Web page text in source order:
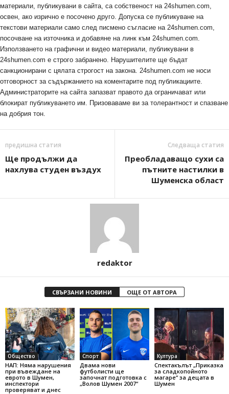
материали, публикувани в сайта, са собственост на 24shumen.com,
освен, ако изрично е посочено друго. Допуска се публикуване на
текстови материали само след писмено съгласие на 24shumen.com,
посочване на източника и добавяне на линк към 24shumen.com.
Използването на графични и видео материали, публикувани в
24shumen.com е строго забранено. Нарушителите ще бъдат
санкционирани с цялата строгост на закона. 24shumen.com не носи
отговорност за съдържанието на коментарите под публикациите.
Администраторите на сайта запазват правото да ограничават или
блокират публикуването им. Призоваваме ви за толерантност и спазване
на добрия тон.
предишна статия
Ще продължи да
нахлува студен въздух
Следваща статия
Преобладаващо сухи са
пътните настилки в
Шуменска област
redaktor
СВЪРЗАНИ НОВИНИ ОЩЕ ОТ АВТОРА
Общество
НАП: Няма нарушения
при въвеждане на
еврото в Шумен,
инспектори
проверяват и днес
Спорт
Двама нови
футболисти ще
започнат подготовка с
„Волов Шумен 2007“
Култура
Спектакълът „Приказка
за сладкопойното
магаре“ за децата в
Шумен